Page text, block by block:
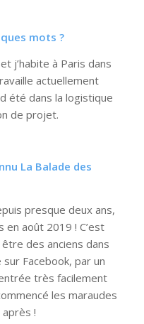
mots ?
j’habite à Paris dans
actuellement
été dans la logistique
de projet.
La Balade des
presque deux ans,
en août 2019 ! C’est
des anciens dans
sur Facebook, par un
très facilement
les maraudes
!